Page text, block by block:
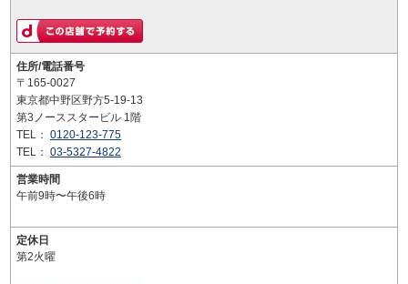
住所/電話番号
〒165-0027
東京都中野区野方5-19-13
第3ノーススタービル 1階
TEL： 0120-123-775
TEL： 03-5327-4822
営業時間
午前9時〜午後6時
定休日
第2火曜